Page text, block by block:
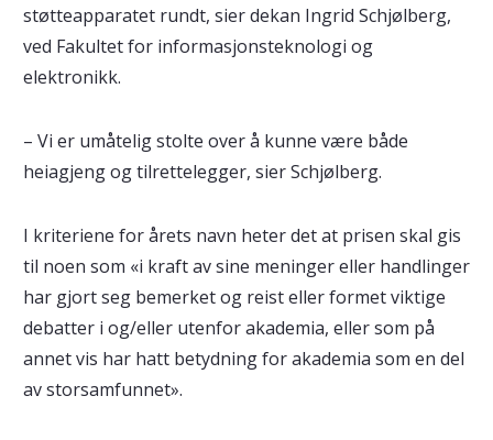
støtteapparatet rundt, sier dekan Ingrid Schjølberg,
ved Fakultet for informasjonsteknologi og
elektronikk.
– Vi er umåtelig stolte over å kunne være både
heiagjeng og tilrettelegger, sier Schjølberg.
I kriteriene for årets navn heter det at prisen skal gis
til noen som «i kraft av sine meninger eller handlinger
har gjort seg bemerket og reist eller formet viktige
debatter i og/eller utenfor akademia, eller som på
annet vis har hatt betydning for akademia som en del
av storsamfunnet».